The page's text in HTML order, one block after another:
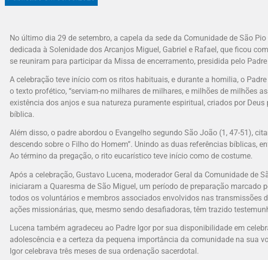
No último dia 29 de setembro, a capela da sede da Comunidade de São
dedicada à Solenidade dos Arcanjos Miguel, Gabriel e Rafael, que ficou
se reuniram para participar da Missa de encerramento, presidida pelo
A celebração teve início com os ritos habituais, e durante a homilia, o
o texto profético, “serviam-no milhares de milhares, e milhões de milhões
existência dos anjos e sua natureza puramente espiritual, criados por
bíblica.
Além disso, o padre abordou o Evangelho segundo São João (1, 47-51),
descendo sobre o Filho do Homem”. Unindo as duas referências bíblicas,
Ao término da pregação, o rito eucarístico teve início como de costume.
Após a celebração, Gustavo Lucena, moderador Geral da Comunidade de
iniciaram a Quaresma de São Miguel, um período de preparação
todos os voluntários e membros associados envolvidos nas transmissões
ações missionárias, que, mesmo sendo desafiadoras, têm trazido
Lucena também agradeceu ao Padre Igor por sua disponibilidade em
adolescência e a certeza da pequena importância da comunidade na sua
Igor celebrava três meses de sua ordenação sacerdotal.